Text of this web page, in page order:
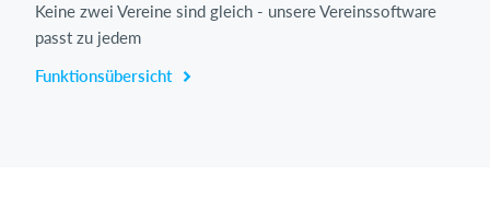
Keine zwei Vereine sind gleich - unsere Vereinssoftware
passt zu jedem
Funktionsübersicht